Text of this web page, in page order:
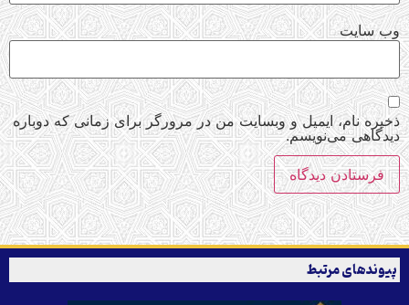
وب‌ سایت
ذخیره نام، ایمیل و وبسایت من در مرورگر برای زمانی که دوباره
دیدگاهی می‌نویسم.
پیوندهای مرتبط